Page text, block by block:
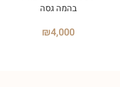
בהמה גסה
₪4,000